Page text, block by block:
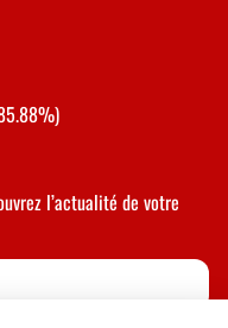
l’actualité de votre